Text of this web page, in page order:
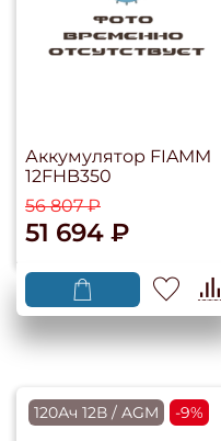
Аккумулятор FIAMM
12FHB350
56 807 ₽
51 694 ₽
120Ач 12В / AGM -9%